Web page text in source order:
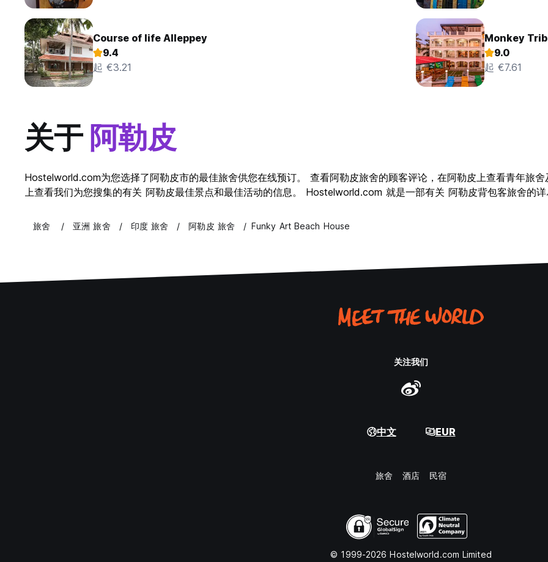
Course of life Alleppey
9.4
起 €3.21
Monkey
9.0
起 €7.61
关于阿勒皮
Hostelworld.com为您选择了阿勒皮市的最佳旅舍供您在线预订。 查看阿勒皮旅舍的顾客评论，在阿勒皮上查看青年旅
上查看我们为您搜集的有关 阿勒皮最佳景点和最佳活动的信息。 Hostelworld.com 就是一部有关 阿勒皮背包客旅舍的
旅舍 亚洲 旅舍 印度 旅舍 阿勒皮 旅舍 Funky Art Beach House
关注我们
中文 EUR
旅舍 酒店 民宿
© 1999-2026 Hostelworld.com Limited